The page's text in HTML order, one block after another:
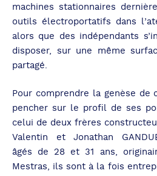
machines stationnaires
outils électroportatifs dans
alors que des indépendants
disposer, sur une même
partagé.
Pour comprendre la genèse
pencher sur le profil de ses
celui de deux frères
Valentin et Jonathan
âgés de 28 et 31 ans,
Mestras, ils sont à la fois